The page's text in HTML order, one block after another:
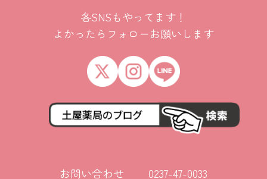
各SNSもやってます！
よかったらフォローお願いします
お問い合わせ 0237-47-0033